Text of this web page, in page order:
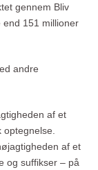
gennem Bliv
151 millioner
andre
af et
af et
og suffikser – på